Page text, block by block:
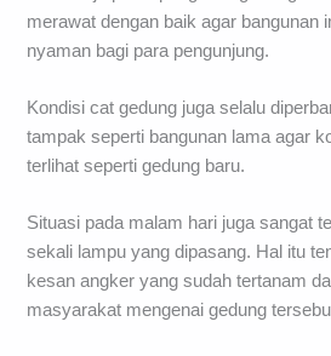
merawat dengan baik agar bangunan
nyaman bagi para pengunjung.
Kondisi cat gedung juga selalu
tampak seperti bangunan lama agar
terlihat seperti gedung baru.
Situasi pada malam hari juga sangat
sekali lampu yang dipasang. Hal itu
kesan angker yang sudah tertanam
masyarakat mengenai gedung